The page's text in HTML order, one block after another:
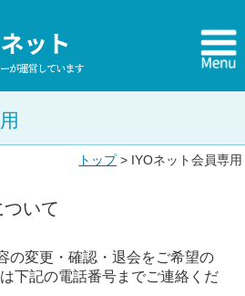
トップ> IYOネット会員専用
いて
の変更・確認・退会をご希望の
下記の電話番号までご連絡くだ